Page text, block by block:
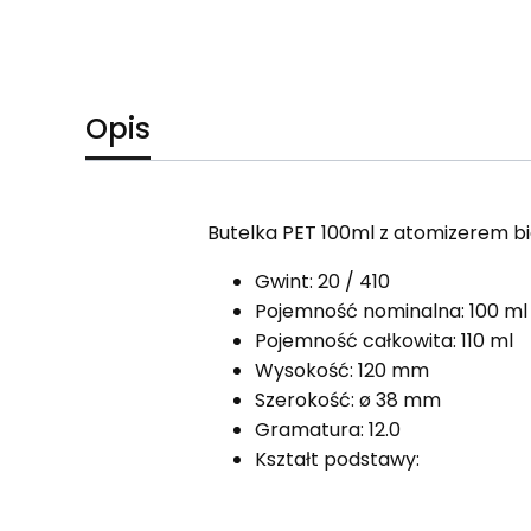
Opis
Butelka PET 100ml z atomizerem
Gwint: 20 / 410
Pojemność nominalna: 100 ml
Pojemność całkowita: 110 ml
Wysokość: 120 mm
Szerokość: ø 38 mm
Gramatura: 12.0
Kształt podstawy: